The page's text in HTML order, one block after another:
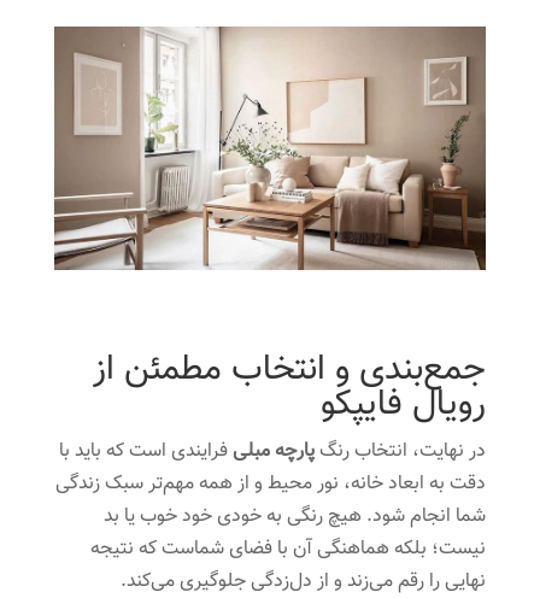
جمع‌بندی و انتخاب مطمئن از
رویال فایپکو
در نهایت، انتخاب رنگپارچه مبلیفرایندی است که باید با
دقت به ابعاد خانه، نور محیط و از همه مهم‌تر سبک زندگی
شما انجام شود. هیچ رنگی به خودی خود خوب یا بد
نیست؛ بلکه هماهنگی آن با فضای شماست که نتیجه
نهایی را رقم می‌زند و از دل‌زدگی جلوگیری می‌کند.